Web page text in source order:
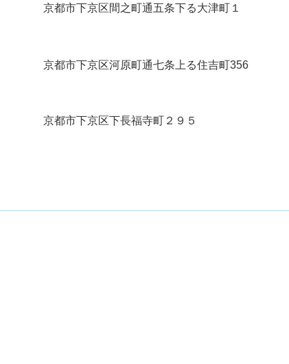
京都市下京区間之町通五条下る大津町１
京都市下京区河原町通七条上る住吉町356
京都市下京区下長福寺町２９５